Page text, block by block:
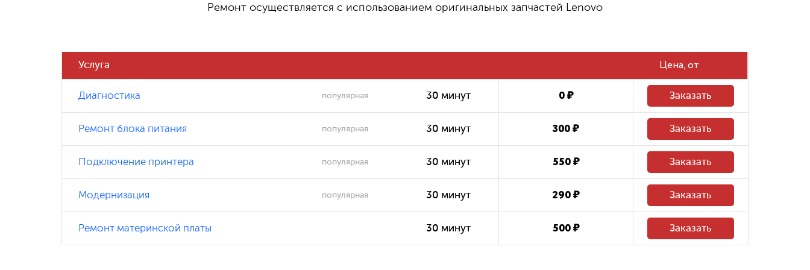
(воздушная
Установка Системы водяного
2
Замена термопасты или
500
Замена/установка кулера 2500 ₽
Восстановление системных файлов
Ремонт осуществляется с использованием оригинальных запчастей Lenovo
Услуга Цена
Диагностика популярная 30 минут 0 ₽ Заказать
Ремонт блока питания популярная 30 минут 300 ₽ Заказать
Подключение принтера популярная 30 минут 550 ₽ Заказать
Модернизация популярная 30 минут 290 ₽ Заказать
Ремонт материнской платы 30 минут 500 ₽ Заказать